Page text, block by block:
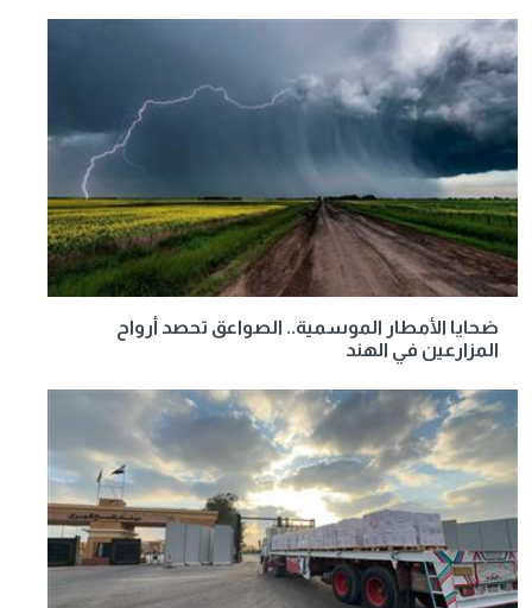
ضحايا الأمطار الموسمية.. الصواعق تحصد أرواح
المزارعين في الهند